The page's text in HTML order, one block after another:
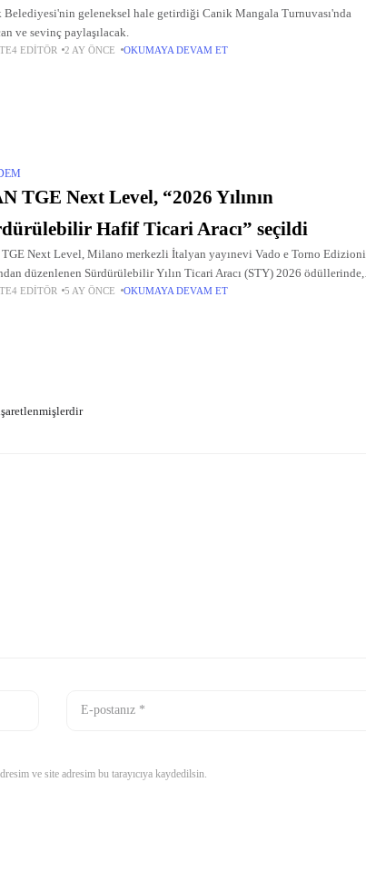
Belediyesi'nin geleneksel hale getirdiği Canik Mangala Turnuvası'nda
ve sevinç paylaşılacak.
EDITÖR 2 AY ÖNCE OKUMAYA DEVAM ET
Next Level, “2026 Yılının
Hafif Ticari Aracı” seçildi
Next Level, Milano merkezli İtalyan yayınevi Vado e Torno Edizioni
düzenlenen Sürdürülebilir Yılın Ticari Aracı (STY) 2026 ödüllerinde,
birincilik ödülünü aldı.
EDITÖR 5 AY ÖNCE OKUMAYA DEVAM ET
ve site adresim bu tarayıcıya kaydedilsin.